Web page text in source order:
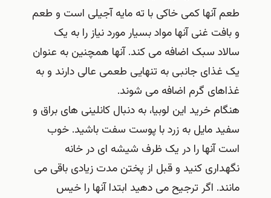
طعم آنها کمی خاکی با ته مایه آجیلی است و طعم
و بافت غنی آنها مواد بسیار مورد نیاز را به یک
سالاد سبک اضافه می کند. آنها همچنین به عنوان
یک غذای جانبی به تنهایی طعمی عالی دارند و به
غذاهای گرم اضافه می شوند.
هنگام خرید این لوبیا، به دنبال کانلینی های براق و
سفید مایل به زرد با پوست سفت باشید. خوب
است آنها را در یک ظرف شیشه ای در خانه
نگهداری کنید و قبل از پختن مدت زیادی باقی می
مانند. اگر ترجیح می دهید ابتدا آنها را خیس